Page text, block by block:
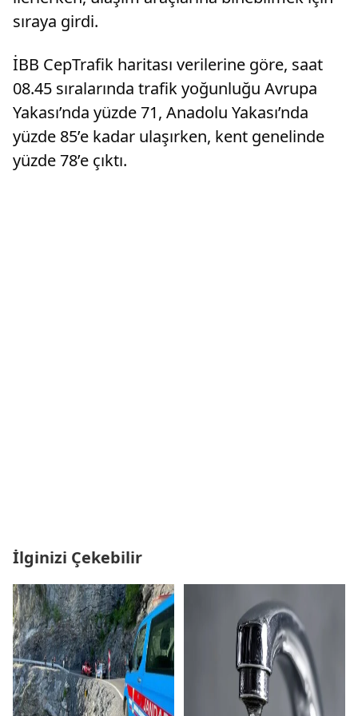
sıraya girdi.
İBB CepTrafik haritası verilerine göre, saat
08.45 sıralarında trafik yoğunluğu Avrupa
Yakası’nda yüzde 71, Anadolu Yakası’nda
yüzde 85’e kadar ulaşırken, kent genelinde
yüzde 78’e çıktı.
İlginizi Çekebilir